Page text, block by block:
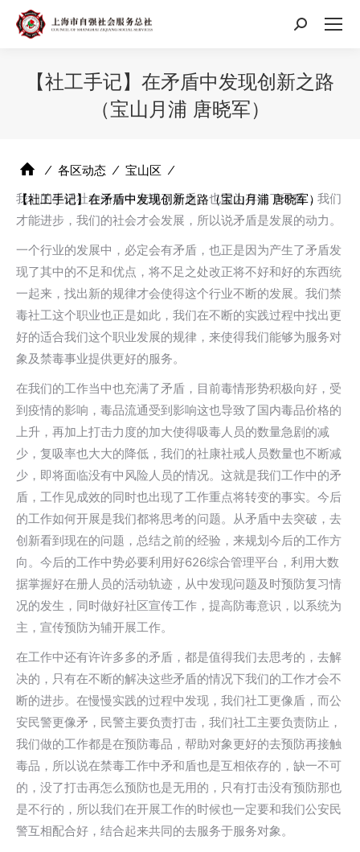
搜
【社工手记】在矛盾中发现创新之路
（宝山月浦 唐晓军）
⁄ 各区动态 ⁄ 宝山区 ⁄
【社工手记】在矛盾中发现创新之路（宝山月浦 唐晓军）
我们的生活社会活动中充满了矛盾，也因为存在了矛盾，我们
才能进步，我们的社会才会发展，所以说矛盾是发展的动力。
一个行业的发展中，必定会有矛盾，也正是因为产生了矛盾发
现了其中的不足和优点，将不足之处改正将不好和好的东西统
一起来，找出新的规律才会使得这个行业不断的发展。我们禁
毒社工这个职业也正是如此，我们在不断的实践过程中找出更
好的适合我们这个职业发展的规律，来使得我们能够为服务对
象及禁毒事业提供更好的服务。
在我们的工作当中也充满了矛盾，目前毒情形势积极向好，受
到疫情的影响，毒品流通受到影响这也导致了国内毒品价格的
上升，再加上打击力度的加大使得吸毒人员的数量急剧的减
少，复吸率也大大的降低，我们的社康社戒人员数量也不断减
少，即将面临没有中风险人员的情况。这就是我们工作中的矛
盾，工作见成效的同时也出现了工作重点将转变的事实。今后
的工作如何开展是我们都将思考的问题。从矛盾中去突破，去
创新看到现在的问题，总结之前的经验，来规划今后的工作方
向。今后的工作中势必要利用好626综合管理平台，利用大数
据掌握好在册人员的活动轨迹，从中发现问题及时预防复习情
况的发生，同时做好社区宣传工作，提高防毒意识，以系统为
主，宣传预防为辅开展工作。
在工作中还有许许多多的矛盾，都是值得我们去思考的，去解
决的，只有在不断的解决这些矛盾的情况下我们的工作才会不
断的进步。在慢慢实践的过程中发现，我们社工更像盾，而公
安民警更像矛，民警主要负责打击，我们社工主要负责防止，
我们做的工作都是在预防毒品，帮助对象更好的去预防再接触
毒品，所以说在禁毒工作中矛和盾也是互相依存的，缺一不可
的，没了打击再怎么预防也是无用的，只有打击没有预防那也
是不行的，所以我们在开展工作的时候也一定要和我们公安民
警互相配合好，结合起来共同的去服务于服务对象。